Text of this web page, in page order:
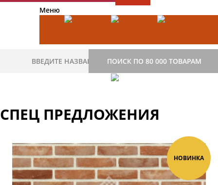
Меню
ПОИСК ПО 80 000 ТОВАРАМ
СПЕЦ ПРЕДЛОЖЕНИЯ
НОВИНКА